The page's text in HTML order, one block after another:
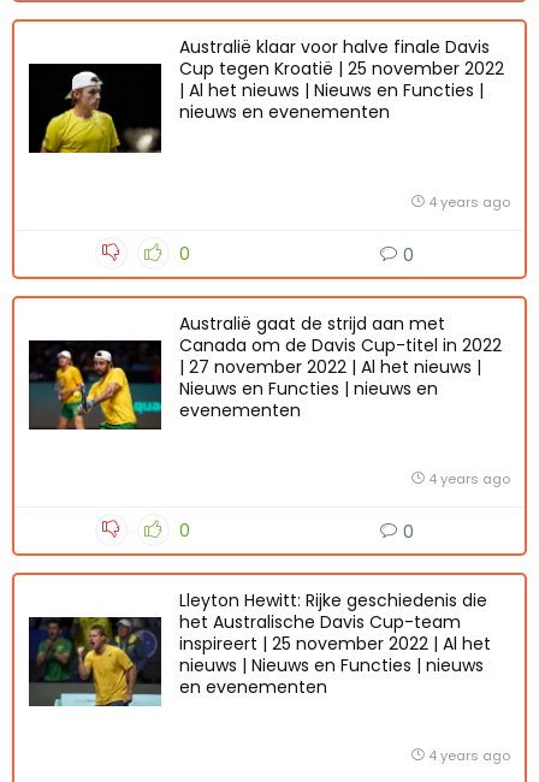
Australië klaar voor halve finale Davis
Cup tegen Kroatië | 25 november 2022
| Al het nieuws | Nieuws en Functies |
nieuws en evenementen
4 years ago
0 0
Australië gaat de strijd aan met
Canada om de Davis Cup-titel in 2022
| 27 november 2022 | Al het nieuws |
Nieuws en Functies | nieuws en
evenementen
4 years ago
0 0
Lleyton Hewitt: Rijke geschiedenis die
het Australische Davis Cup-team
inspireert | 25 november 2022 | Al het
nieuws | Nieuws en Functies | nieuws
en evenementen
4 years ago